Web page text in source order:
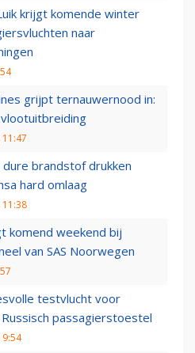
krijgt komende winter
naar
grijpt ternauwernood in:
dure brandstof drukken
hard omlaag
11:38
komend weekend bij
van SAS Noorwegen
testvlucht voor
passagierstoestel
9:54